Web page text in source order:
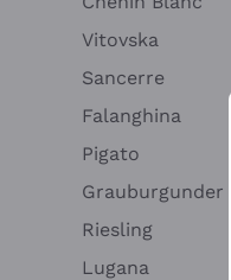
Vitovska
Sancerre
Falanghina
Pigato
Grauburgunder
Riesling
Lugana